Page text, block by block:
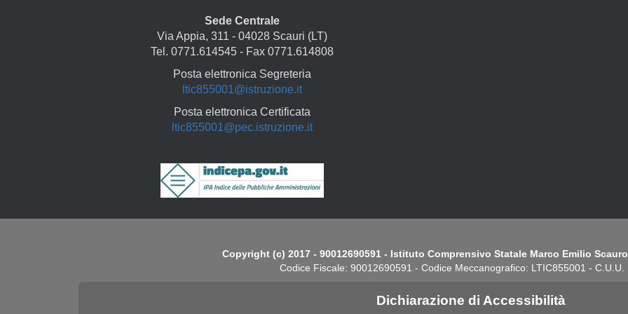
Sede Centrale
Via Appia, 311 - 04028 Scauri (LT)
Tel. 0771.614545 - Fax 0771.614808
Posta elettronica Segreteria
ltic855001@istruzione.it
Posta elettronica Certificata
ltic855001@pec.istruzione.it
Copyright (c) 2017 - 90012690591 - Istituto Comprensivo Statale Marco Emilio
Codice Fiscale: 90012690591 - Codice Meccanografico: LTIC855001 - C.U.U.
Dichiarazione di Accessibilità